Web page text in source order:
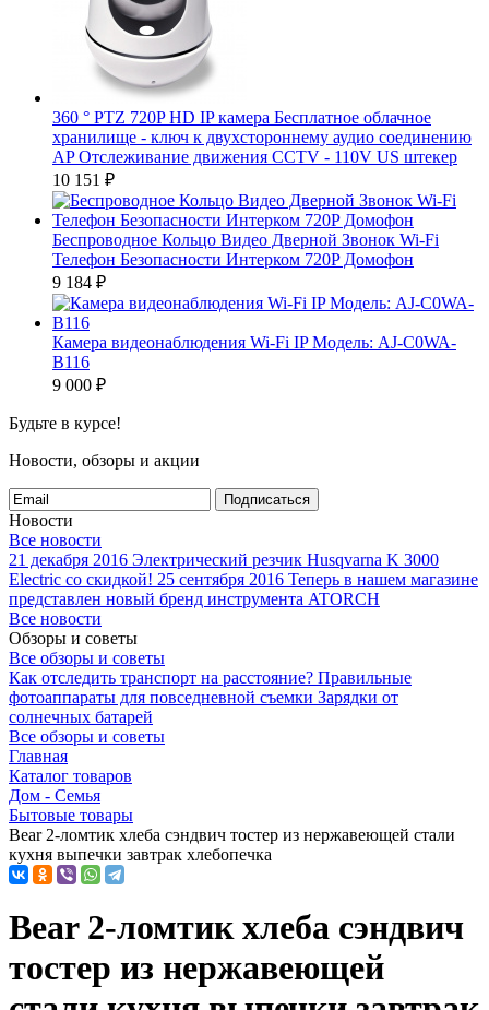
360 ° PTZ 720P HD IP камера Бесплатное облачное
хранилище - ключ к двухстороннему аудио соединению
AP Отслеживание движения CCTV - 110V US штекер
10 151 ₽
Беспроводное Кольцо Видео Дверной Звонок Wi-Fi
Телефон Безопасности Интерком 720P Домофон
9 184 ₽
Камера видеонаблюдения Wi-Fi IP Модель: AJ-C0WA-
B116
9 000 ₽
Будьте в курсе!
Новости, обзоры и акции
Подписаться
Новости
Все новости
21 декабря 2016 Электрический резчик Husqvarna K 3000
Electric со скидкой! 25 сентября 2016 Теперь в нашем магазине
представлен новый бренд инструмента ATORCH
Все новости
Обзоры и советы
Все обзоры и советы
Как отследить транспорт на расстояние? Правильные
фотоаппараты для повседневной съемки Зарядки от
солнечных батарей
Все обзоры и советы
Главная
Каталог товаров
Дом - Семья
Бытовые товары
Bear 2-ломтик хлеба сэндвич тостер из нержавеющей стали
кухня выпечки завтрак хлебопечка
Bear 2-ломтик хлеба сэндвич
тостер из нержавеющей